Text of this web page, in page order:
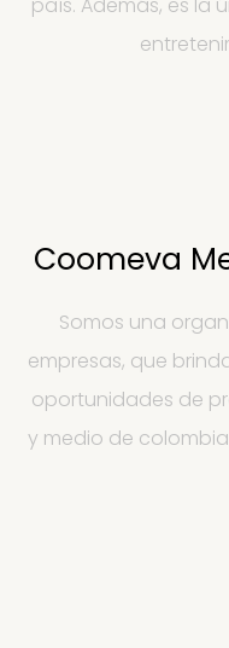
país. Además, es la
Coomeva
Somos una
empresas, que
oportunidades de
y medio de